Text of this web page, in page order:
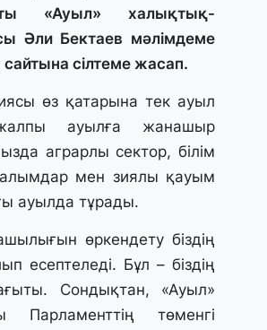
«Ауыл» халықтық-
Әли Бектаев мәлімдеме
сайтына сілтеме жасап.
өз қатарына тек ауыл
ауылға жанашыр
аграрлы сектор, білім
мен зиялы қауым
ауылда тұрады.
өркендету біздің
есептеледі. Бұл – біздің
Сондықтан, «Ауыл»
Парламенттің төменгі